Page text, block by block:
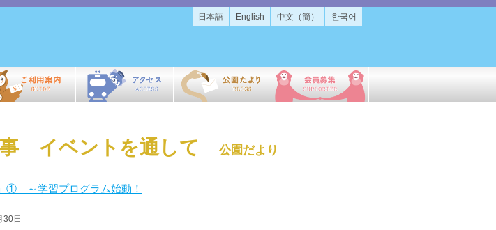
日本語 English 中文（簡） 한국어
事 イベントを通して 公園だより
① ～学習プログラム始動！
30日